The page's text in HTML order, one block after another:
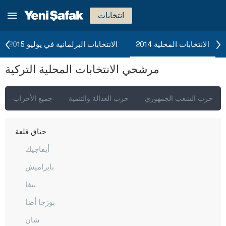
انتخابات
الانتخابات البرلمانية في يوليو 2015 الانتخابات المحلية 2014
مرشحي الانتخابات المحلية التركية
جميع الأحزاب حزب العدالة والتنمية حزب الشعب الجمهوري
بيلاجيك
بينغول
بيتليس
بولو
بورصا
جناق قلعة
أيفاجيك
بايراميش
بيغا
بوزجا أضا
شان